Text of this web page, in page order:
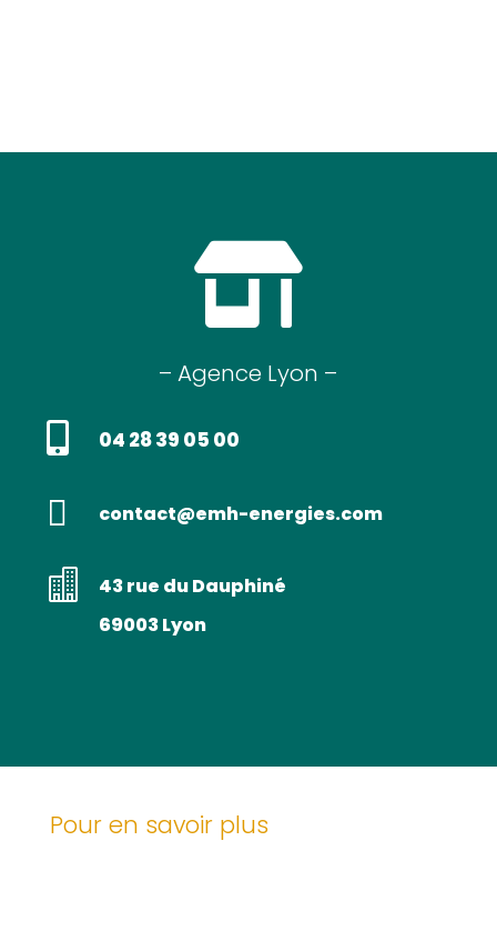

– Agence Lyon –
 04 28 39 05 00
 contact@emh-energies.com

43 rue du Dauphiné
69003 Lyon
Pour en savoir plus